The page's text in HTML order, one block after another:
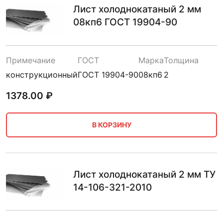
Лист холоднокатаный 2 мм
08кп6 ГОСТ 19904-90
Примечание
конструкционный
ГОСТ
ГОСТ 19904-90
Марка
08кп6
Толщина
2
1378.00 ₽
В КОРЗИНУ
Лист холоднокатаный 2 мм ТУ
14-106-321-2010